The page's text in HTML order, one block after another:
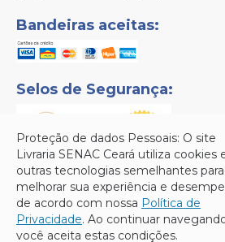
Bandeiras aceitas:
Selos de Segurança:
Senac © Copyright 2026 - Todos
Proteção de dados Pessoais: O site
Livraria SENAC Ceará utiliza cookies
outras tecnologias semelhantes para
melhorar sua experiência e
de acordo com nossa Política de
Privacidade. Ao continuar
você aceita estas condições.